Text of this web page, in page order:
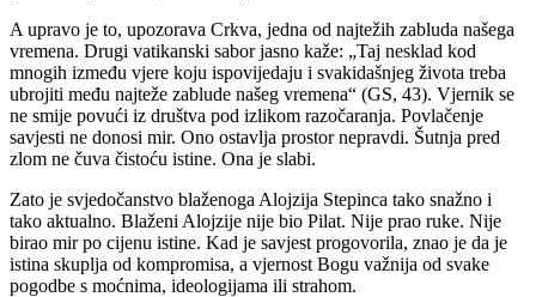
A upravo je to, upozorava Crkva, jedna od najtežih zabluda našega
vremena. Drugi vatikanski sabor jasno kaže: „Taj nesklad kod
mnogih između vjere koju ispovijedaju i svakidašnjeg života treba
ubrojiti među najteže zablude našeg vremena“ (GS, 43). Vjernik se
ne smije povući iz društva pod izlikom razočaranja. Povlačenje
savjesti ne donosi mir. Ono ostavlja prostor nepravdi. Šutnja pred
zlom ne čuva čistoću istine. Ona je slabi.
Zato je svjedočanstvo blaženoga Alojzija Stepinca tako snažno i
tako aktualno. Blaženi Alojzije nije bio Pilat. Nije prao ruke. Nije
birao mir po cijenu istine. Kad je savjest progovorila, znao je da je
istina skuplja od kompromisa, a vjernost Bogu važnija od svake
pogodbe s moćnima, ideologijama ili strahom.